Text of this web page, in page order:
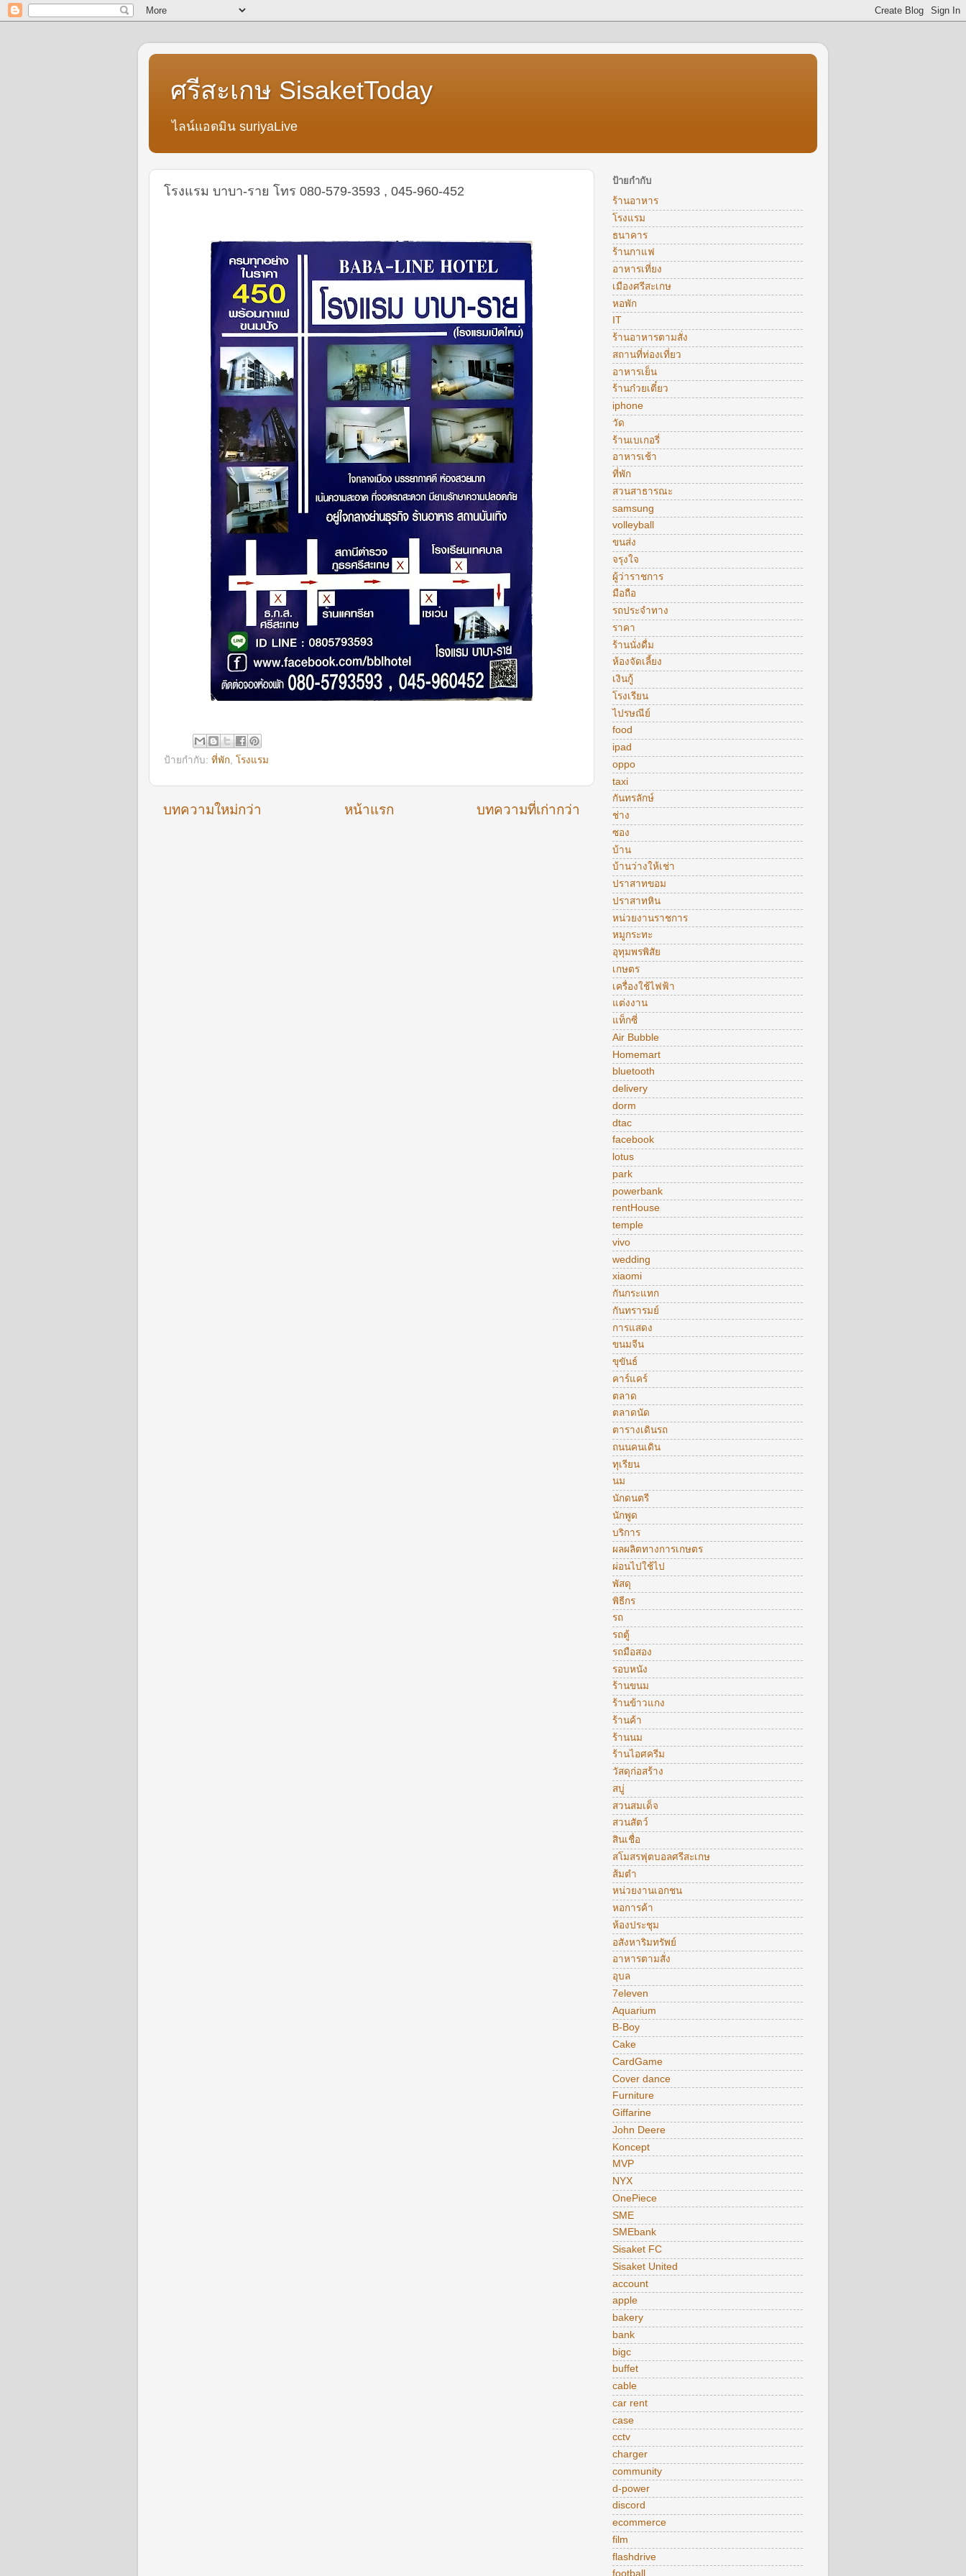
ศรีสะเกษ SisaketToday
ไลน์แอดมิน suriyaLive
โรงแรม บาบา-ราย โทร 080-579-3593 , 045-960-452
ป้ายกำกับ: ที่พัก, โรงแรม
บทความใหม่กว่า บทความที่เก่ากว่า
หน้าแรก
ป้ายกำกับ
ร้านอาหาร
โรงแรม
ธนาคาร
ร้านกาแฟ
อาหารเที่ยง
เมืองศรีสะเกษ
หอพัก
IT
ร้านอาหารตามสั่ง
สถานที่ท่องเที่ยว
อาหารเย็น
ร้านก๋วยเตี๋ยว
iphone
วัด
ร้านเบเกอรี่
อาหารเช้า
ที่พัก
สวนสาธารณะ
samsung
volleyball
ขนส่ง
จรุงใจ
ผู้ว่าราชการ
มือถือ
รถประจำทาง
ราคา
ร้านนั่งดื่ม
ห้องจัดเลี้ยง
เงินกู้
โรงเรียน
ไปรษณีย์
food
ipad
oppo
taxi
กันทรลักษ์
ช่าง
ซอง
บ้าน
บ้านว่างให้เช่า
ปราสาทขอม
ปราสาทหิน
หน่วยงานราชการ
หมูกระทะ
อุทุมพรพิสัย
เกษตร
เครื่องใช้ไฟฟ้า
แต่งงาน
แท็กซี่
Air Bubble
Homemart
bluetooth
delivery
dorm
dtac
facebook
lotus
park
powerbank
rentHouse
temple
vivo
wedding
xiaomi
กันกระแทก
กันทรารมย์
การแสดง
ขนมจีน
ขุขันธ์
คาร์แคร์
ตลาด
ตลาดนัด
ตารางเดินรถ
ถนนคนเดิน
ทุเรียน
นม
นักดนตรี
นักพูด
บริการ
ผลผลิตทางการเกษตร
ผ่อนไปใช้ไป
พัสดุ
พิธีกร
รถ
รถตู้
รถมือสอง
รอบหนัง
ร้านขนม
ร้านข้าวแกง
ร้านค้า
ร้านนม
ร้านไอศครีม
วัสดุก่อสร้าง
สบู่
สวนสมเด็จ
สวนสัตว์
สินเชื่อ
สโมสรฟุตบอลศรีสะเกษ
ส้มตำ
หน่วยงานเอกชน
หอการค้า
ห้องประชุม
อสังหาริมทรัพย์
อาหารตามสั่ง
อุบล
7eleven
Aquarium
B-Boy
Cake
CardGame
Cover dance
Furniture
Giffarine
John Deere
Koncept
MVP
NYX
OnePiece
SME
SMEbank
Sisaket FC
Sisaket United
account
apple
bakery
bank
bigc
buffet
cable
car rent
case
cctv
charger
community
d-power
discord
ecommerce
film
flashdrive
football